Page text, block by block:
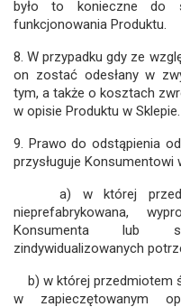
było to konieczne do
funkcjonowania Produktu.
8. W przypadku gdy ze
on zostać odesłany w
tym, a także o kosztach
w opisie Produktu w Sklepie.
9. Prawo do odstąpienia
przysługuje Konsumentowi
a) w której
nieprefabrykowana,
Konsumenta lub
zindywidualizowanych
b) w której przedmiotem
w zapieczętowanym